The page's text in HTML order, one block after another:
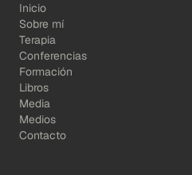
Inicio
Sobre mí
Terapia
Conferencias
Formación
Libros
Media
Medios
Contacto